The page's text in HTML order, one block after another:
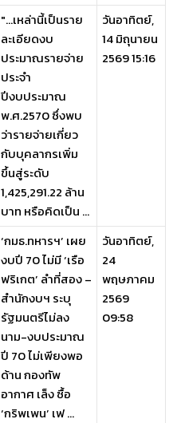
"...เหล่านี้เป็นราย
ละเอียดงบ
ประมาณรายจ่าย
ประจำ
ปีงบประมาณ
พ.ศ.2570 ซึ่งพบ
ว่ารายจ่ายเกี่ยว
กับบุคลากรเพิ่ม
ขึ้นสู่ระดับ
1,425,291.22 ล้าน
บาท หรือคิดเป็น ...
วันอาทิตย์,
14 มิถุนายน
2569 15:16
‘กมธ.ทหารฯ’ เผย
งบปี 70 ไม่มี ‘เรือ
ฟริเกต’ ลำที่สอง –
สำนักงบฯ ระบุ
รัฐมนตรีไม่ลง
นาม-งบประมาณ
ปี 70 ไม่เพียงพอ
ด้าน กองทัพ
อากาศ เล็ง ซื้อ
‘กริพเพน’ เฟ ...
วันอาทิตย์,
24
พฤษภาคม
2569
09:58